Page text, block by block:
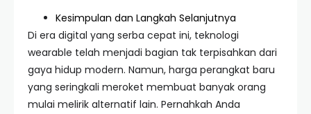
Kesimpulan dan Langkah Selanjutnya
Di era digital yang serba cepat ini, teknologi
wearable telah menjadi bagian tak terpisahkan dari
gaya hidup modern. Namun, harga perangkat baru
yang seringkali meroket membuat banyak orang
mulai melirik alternatif lain. Pernahkah Anda